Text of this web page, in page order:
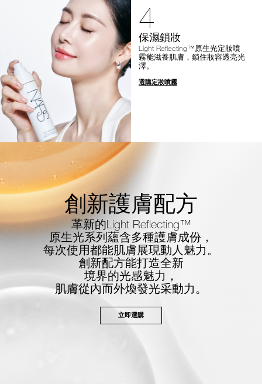
4
保濕鎖妝
Light Reflecting™原生光定妝噴
霧能滋養肌膚，鎖住妝容透亮光
澤。
選購定妝噴霧
創新護膚配方
革新的Light Reflecting™
原生光系列蘊含多種護膚成份，
每次使用都能肌膚展現動人魅力。
創新配方能打造全新
境界的光感魅力，
肌膚從內而外煥發光采動力。
立即選購